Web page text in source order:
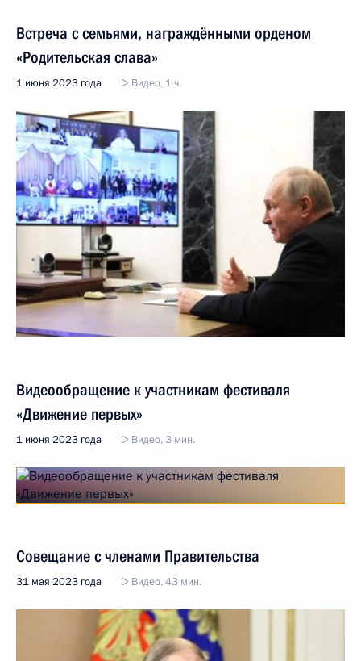
Встреча с семьями, награждёнными орденом
«Родительская слава»
1 июня 2023 года Видео, 1 ч.
Видеообращение к участникам фестиваля
«Движение первых»
1 июня 2023 года Видео, 3 мин.
Совещание с членами Правительства
31 мая 2023 года Видео, 43 мин.